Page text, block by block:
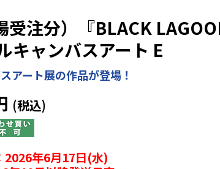
受注分）『BLACK
キャンバスアート E
アート展の作品が登場！
2026年6月17日(水)